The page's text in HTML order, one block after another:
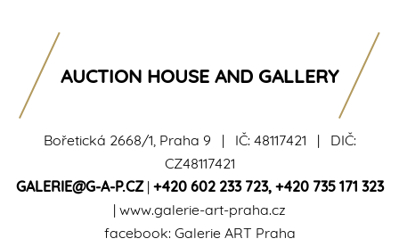
Bořetická 2668/1, Praha 9 | IČ: 48117421 | DIČ:
CZ48117421
GALERIE@G-A-P.CZ| +420 602 233 723, +420 735 171 323
| www.galerie-art-praha.cz
facebook: Galerie ART Praha
AUCTION HOUSE AND GALLERY